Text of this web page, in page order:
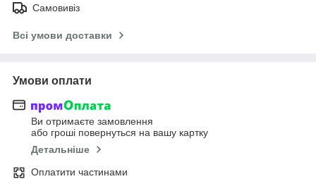
Самовивіз
Всі умови доставки
Умови оплати
Ви отримаєте замовлення
або гроші повернуться на вашу картку
Детальніше
Оплатити частинами